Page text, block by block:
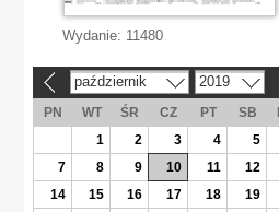
Wydanie: 11480
październik 2019
PN WT ŚR CZ PT SB
1
2 3 4 5
7
8 9 10 11 12
14
15 16 17 18 19